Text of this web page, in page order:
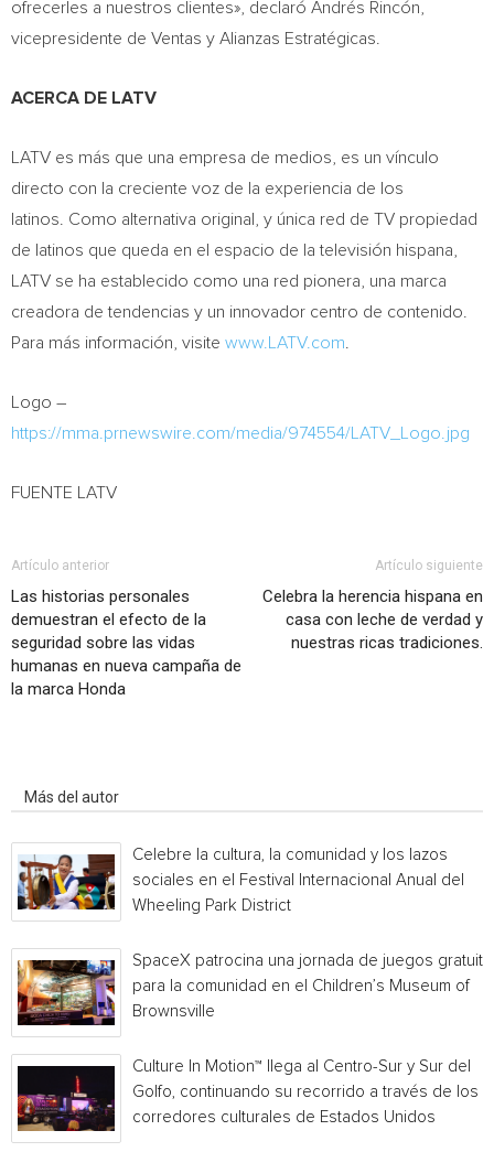
ofrecerles a nuestros clientes», declaró Andrés Rincón,
vicepresidente de Ventas y Alianzas Estratégicas.
ACERCA DE LATV
LATV es más que una empresa de medios, es un vínculo
directo con la creciente voz de la experiencia de los
latinos. Como alternativa original, y única red de TV propiedad
de latinos que queda en el espacio de la televisión hispana,
LATV se ha establecido como una red pionera, una marca
creadora de tendencias y un innovador centro de contenido.
Para más información, visite www.LATV.com
Logo –
https://mma.prnewswire.com/media/974554/LATV_Logo.jpg
FUENTE LATV
Artículo anterior
Las historias personales
demuestran el efecto de la
seguridad sobre las vidas
humanas en nueva campaña de
la marca Honda
Artículo siguiente
Celebra la herencia hispana en
casa con leche de verdad y
nuestras ricas tradiciones.
Más del autor
Celebre la cultura, la comunidad y los lazos
sociales en el Festival Internacional Anual del
Wheeling Park District
SpaceX patrocina una jornada de juegos gratuita
para la comunidad en el Children’s Museum of
Brownsville
Culture In Motion™ llega al Centro-Sur y Sur del
Golfo, continuando su recorrido a través de los
corredores culturales de Estados Unidos